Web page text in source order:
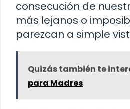
consecución de
más lejanos o
parezcan a simple
Quizás también te
para Madres